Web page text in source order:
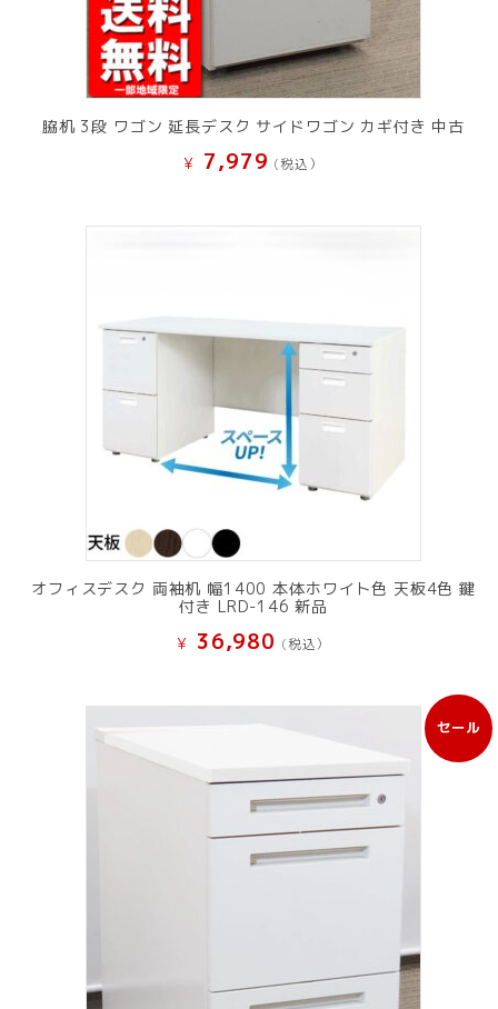
脇机 3段 ワゴン 延長デスク サイドワゴン カギ付き 中古
¥ 7,979 (税込）
オフィスデスク 両袖机 幅1400 本体ホワイト色 天板4色 鍵
付き LRD-146 新品
¥ 36,980 (税込）
セール
販
売